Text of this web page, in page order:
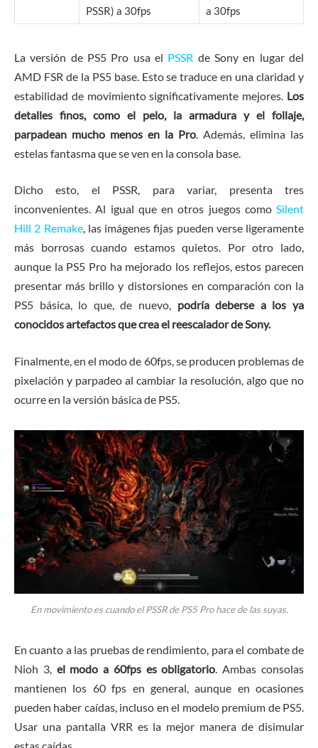
PSSR) a 30fps
a 30fps
La versión de PS5 Pro usa el PSSR de Sony en lugar del
AMD FSR de la PS5 base. Esto se traduce en una claridad y
estabilidad de movimiento significativamente mejores. Los
detalles finos, como el pelo, la armadura y el follaje,
parpadean mucho menos en la Pro . Además, elimina las
estelas fantasma que se ven en la consola base.
Dicho esto, el PSSR, para variar, presenta tres
inconvenientes. Al igual que en otros juegos comoSilent
Hill 2 Remake, las imágenes fijas pueden verse ligeramente
más borrosas cuando estamos quietos. Por otro lado,
aunque la PS5 Pro ha mejorado los reflejos, estos parecen
presentar más brillo y distorsiones en comparación con la
PS5 básica, lo que, de nuevo, podría deberse a los ya
conocidos artefactos que crea el reescalador de Sony.
Finalmente, en el modo de 60fps, se producen problemas de
pixelación y parpadeo al cambiar la resolución, algo que no
ocurre en la versión básica de PS5.
En movimiento es cuando el PSSR de PS5 Pro hace de las suyas.
En cuanto a las pruebas de rendimiento, para el combate de
Nioh 3, el modo a 60fps es obligatorio. Ambas consolas
mantienen los 60 fps en general, aunque en ocasiones
pueden haber caídas, incluso en el modelo premium de PS5.
Usar una pantalla VRR es la mejor manera de disimular